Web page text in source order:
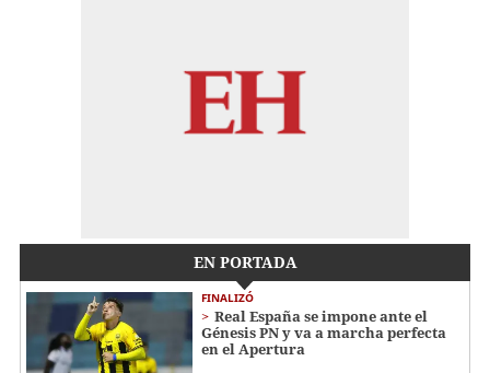
EN PORTADA
FINALIZÓ
Real España se impone ante el
Génesis PN y va a marcha perfecta
en el Apertura